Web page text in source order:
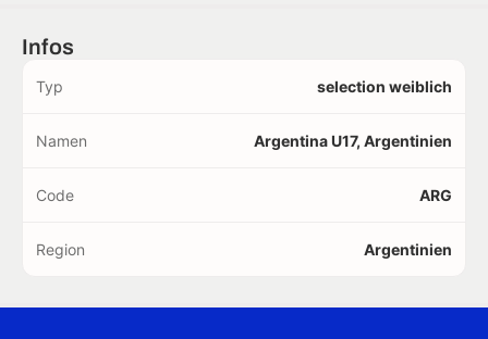
Infos
Typ selection weiblich
Namen Argentina U17, Argentinien
Code ARG
Region Argentinien